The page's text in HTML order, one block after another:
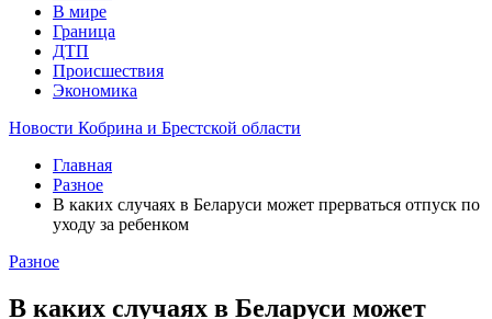
В мире
Граница
ДТП
Происшествия
Экономика
Новости Кобрина и Брестской области
Главная
Разное
В каких случаях в Беларуси может прерваться отпуск по
уходу за ребенком
Разное
В каких случаях в Беларуси может